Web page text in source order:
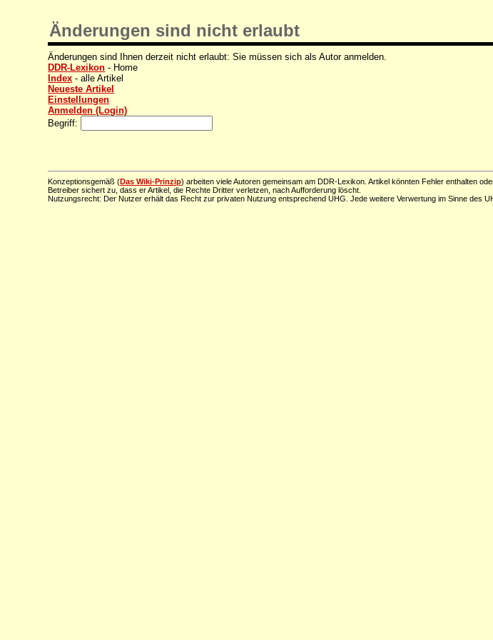
Änderungen sind nicht erlaubt
Änderungen sind Ihnen derzeit nicht erlaubt: Sie müssen sich als Autor anmelden.
DDR-Lexikon - Home
Index - alle Artikel
Neueste Artikel
Einstellungen
Anmelden (Login)
Begriff:
Konzeptionsgemäß (Das Wiki-Prinzip) arbeiten viele Autoren gemeinsam am DDR-Lexikon. Artikel könnten Fehler enthalten
Betreiber sichert zu, dass er Artikel, die Rechte Dritter verletzen, nach Aufforderung löscht.
Nutzungsrecht: Der Nutzer erhält das Recht zur privaten Nutzung entsprechend UHG. Jede weitere Verwertung im Sinne des